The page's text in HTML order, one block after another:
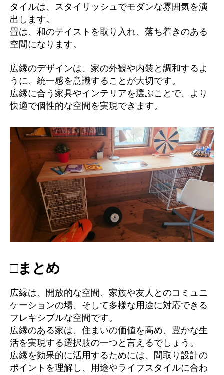
タイルは、スタイリッシュでモダンな雰囲気を演
出します。
畳は、和のテイストを取り入れ、落ち着きのある
空間になります。
広縁のデザインは、家の外観や内装と調和するよ
うに、統一感を意識することが大切です。
広縁に合う家具やインテリアを選ぶことで、より
快適で個性的な空間を実現できます。
□まとめ
広縁は、開放的な空間、家族や友人とのコミュニ
ケーションの場、そして多様な用途に対応できる
フレキシブルな空間です。
広縁のある家は、住まいの価値を高め、豊かな生
活を実現する選択肢の一つと言えるでしょう。
広縁を効果的に活用するためには、間取り設計の
ポイントを理解し、用途やライフスタイルに合わ